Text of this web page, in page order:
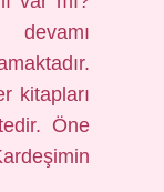
devamı
kitapları
Öne